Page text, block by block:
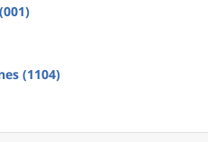
(1104)